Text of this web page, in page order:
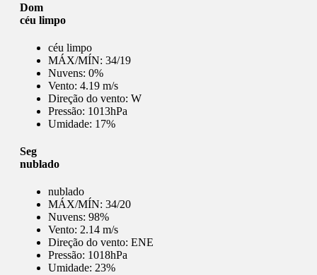
Dom
céu limpo
céu limpo
MÁX/MÍN: 34/19
Nuvens: 0%
Vento: 4.19 m/s
Direção do vento: W
Pressão: 1013hPa
Umidade: 17%
Seg
nublado
nublado
MÁX/MÍN: 34/20
Nuvens: 98%
Vento: 2.14 m/s
Direção do vento: ENE
Pressão: 1018hPa
Umidade: 23%